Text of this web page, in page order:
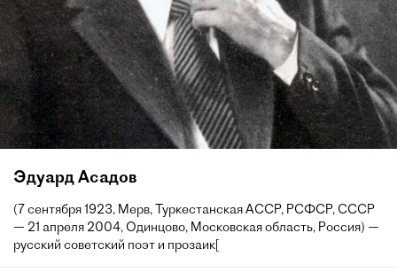
Эдуард Асадов
(7 сентября 1923, Мерв, Туркестанская АССР, РСФСР, СССР
— 21 апреля 2004, Одинцово, Московская область, Россия) —
русский советский поэт и прозаик[